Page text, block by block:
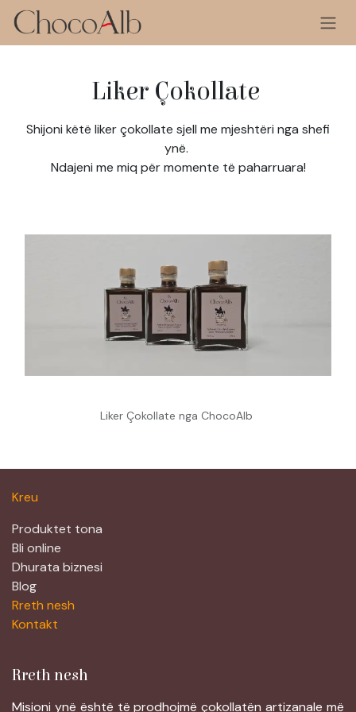
Skip to Content
Liker Çokollate
Shijoni këtë liker çokollate sjell me mjeshtëri nga shefi
ynë.
Ndajeni me miq për momente të paharruara!
Liker Çokollate nga ChocoAlb
Kreu
Produktet tona
Bli online
Dhurata biznesi
Blog
Rreth nesh
Kontakt
Rreth nesh
Misioni ynë është të prodhojmë çokollatën artizanale më